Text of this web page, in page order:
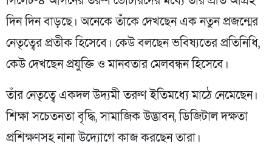
দিন দিন বাড়ছে। অনেকে তাঁকে দেখছেন এক নতুন প্রজন্মের
নেতৃত্বের প্রতীক হিসেবে। কেউ বলছেন ভবিষ্যতের প্রতিনিধি,
কেউ দেখছেন প্রযুক্তি ও মানবতার মেলবন্ধন হিসেবে।
তাঁর নেতৃত্বে একদল উদ্যমী তরুণ ইতিমধ্যে মাঠে নেমেছেন।
শিক্ষা সচেতনতা বৃদ্ধি, সামাজিক উদ্ভাবন, ডিজিটাল দক্ষতা
প্রশিক্ষণসহ নানা উদ্যোগে কাজ করছেন তারা।